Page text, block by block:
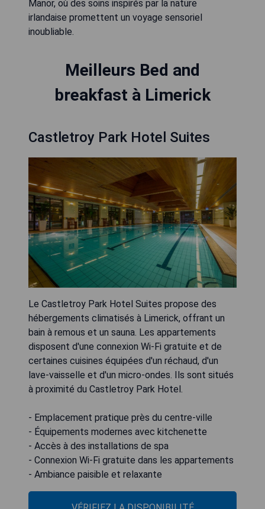
Manor, où des soins inspirés par la nature
irlandaise promettent un voyage sensoriel
inoubliable.
Meilleurs Bed and
breakfast à Limerick
Castletroy Park Hotel Suites
Le Castletroy Park Hotel Suites propose des
hébergements climatisés à Limerick, offrant un
bain à remous et un sauna. Les appartements
disposent d'une connexion Wi-Fi gratuite et de
certaines cuisines équipées d'un réchaud, d'un
lave-vaisselle et d'un micro-ondes. Ils sont situés
à proximité du Castletroy Park Hotel.
- Emplacement pratique près du centre-ville
- Équipements modernes avec kitchenette
- Accès à des installations de spa
- Connexion Wi-Fi gratuite dans les appartements
- Ambiance paisible et relaxante